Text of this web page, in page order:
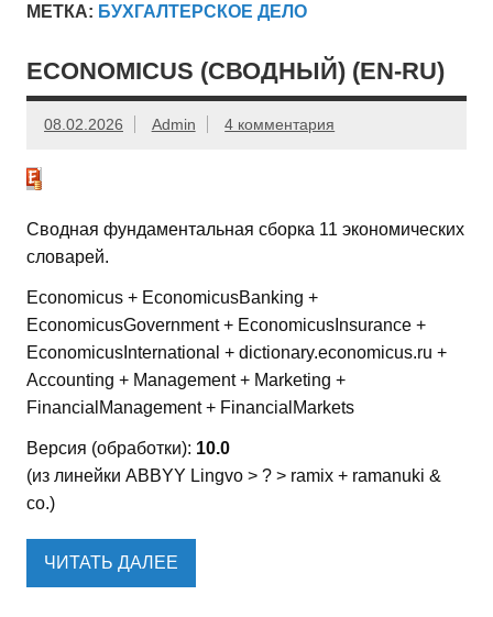
МЕТКА: БУХГАЛТЕРСКОЕ ДЕЛО
ECONOMICUS (СВОДНЫЙ) (EN-RU)
08.02.2026 Admin 4 комментария
Сводная фундаментальная сборка 11 экономических
словарей.
Economicus + EconomicusBanking +
EconomicusGovernment + EconomicusInsurance +
EconomicusInternational + dictionary.economicus.ru +
Accounting + Management + Marketing +
FinancialManagement + FinancialMarkets
Версия (обработки): 10.0
(из линейки ABBYY Lingvo > ? > ramix + ramanuki &
co.)
ЧИТАТЬ ДАЛЕЕ